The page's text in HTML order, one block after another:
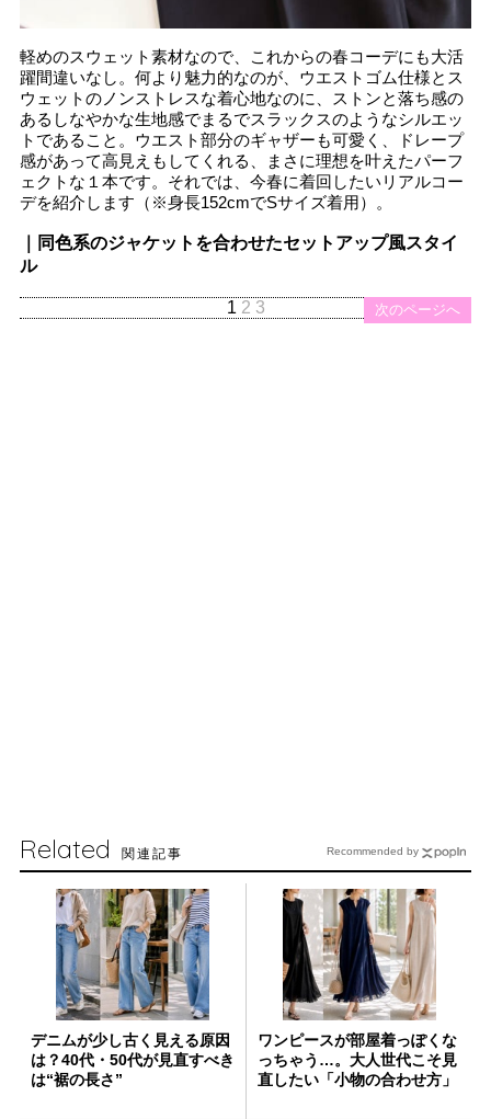
軽めのスウェット素材なので、これからの春コーデにも大活
躍間違いなし。何より魅力的なのが、ウエストゴム仕様とス
ウェットのノンストレスな着心地なのに、ストンと落ち感の
あるしなやかな生地感でまるでスラックスのようなシルエッ
トであること。ウエスト部分のギャザーも可愛く、ドレープ
感があって高見えもしてくれる、まさに理想を叶えたパーフ
ェクトな１本です。それでは、今春に着回したいリアルコー
デを紹介します（※身長152cmでSサイズ着用）。
｜同色系のジャケットを合わせたセットアップ風スタイ
ル
次のページへ
1 2 3
Related 関連記事
デニムが少し古く見える原因
は？40代・50代が見直すべき
は“裾の長さ”
ワンピースが部屋着っぽくな
っちゃう…。大人世代こそ見
直したい「小物の合わせ方」
Recommended by